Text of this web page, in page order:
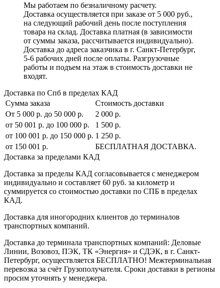
Мы работаем по безналичному расчету.
Доставка осуществляется при заказе от 5 000 руб.,
на следующий рабочий день после поступления
товара на склад. Доставка платная (в зависимости
от суммы заказа, рассчитывается индивидуально).
Доставка до адреса заказчика в г. Санкт-Петербург,
5-6 рабочих дней после оплаты. Разгрузочные
работы и подъем на этаж в стоимость доставки не
входят.
Доставка по Спб в пределах КАД
Сумма заказа
Стоимость доставки
От 5 000 р. до 50 000 р.
2 000 р.
от 50 001 р. до 100 000 р.
1 500 р.
от 100 001 р. до 150 000 р. 1 250 р.
от 150 001 р.
БЕСПЛАТНАЯ ДОСТАВКА.
Доставка за пределами КАД
Доставка за пределы КАД согласовывается с менеджером
индивидуально и составляет 60 руб. за километр и
суммируется со стоимостью доставки по СПБ в пределах
КАД.
Доставка для иногородних клиентов до терминалов
транспортных компаний.
Доставка до терминала транспортных компаний: Деловые
Линии, Возовоз, ПЭК, ТК «Энергия» и СДЭК, в г. Санкт-
Петербург, осуществляется БЕСПЛАТНО! Межтерминальная
перевозка за счёт Грузополучателя. Сроки доставки в регионы
просим уточнять у менеджера.